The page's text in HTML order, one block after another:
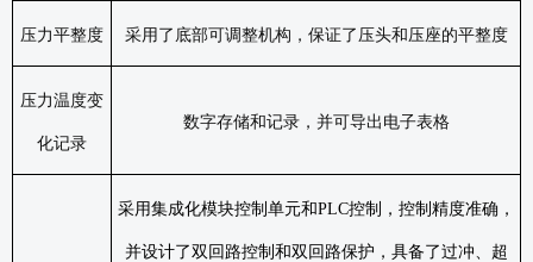
压力平整度 采用了底部可调整机构，保证了压头和压座的平整度
压力温度变
化记录
数字存储和记录，并可导出电子表格
采用集成化模块控制单元和PLC控制，控制精度准确，
并设计了双回路控制和双回路保护，具备了过冲、超